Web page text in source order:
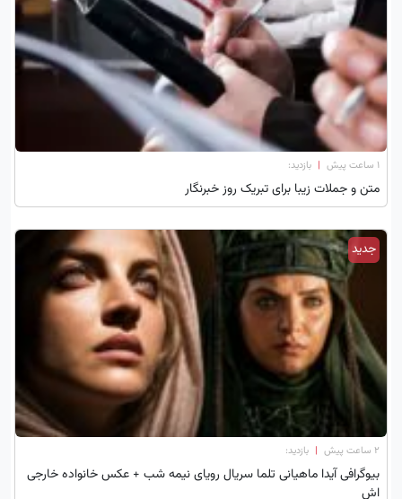
۱ ساعت پیش | بازدید:
متن و جملات زیبا برای تبریک روز خبرنگار
جدید
۲ ساعت پیش | بازدید:
بیوگرافی آیدا ماهیانی تلما سریال رویای نیمه شب + عکس خانواده خارجی
اش